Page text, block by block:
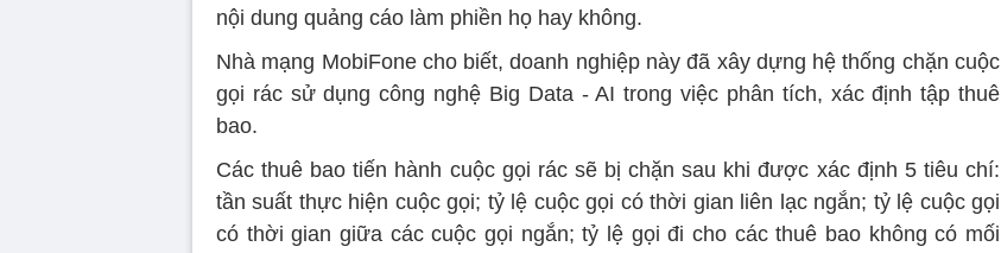
nội dung quảng cáo làm phiền họ hay không.
Nhà mạng MobiFone cho biết, doanh nghiệp này đã xây dựng hệ thống chặn cuộc
gọi rác sử dụng công nghệ Big Data - AI trong việc phân tích, xác định tập thuê
bao.
Các thuê bao tiến hành cuộc gọi rác sẽ bị chặn sau khi được xác định 5 tiêu chí:
tần suất thực hiện cuộc gọi; tỷ lệ cuộc gọi có thời gian liên lạc ngắn; tỷ lệ cuộc gọi
có thời gian giữa các cuộc gọi ngắn; tỷ lệ gọi đi cho các thuê bao không có mối